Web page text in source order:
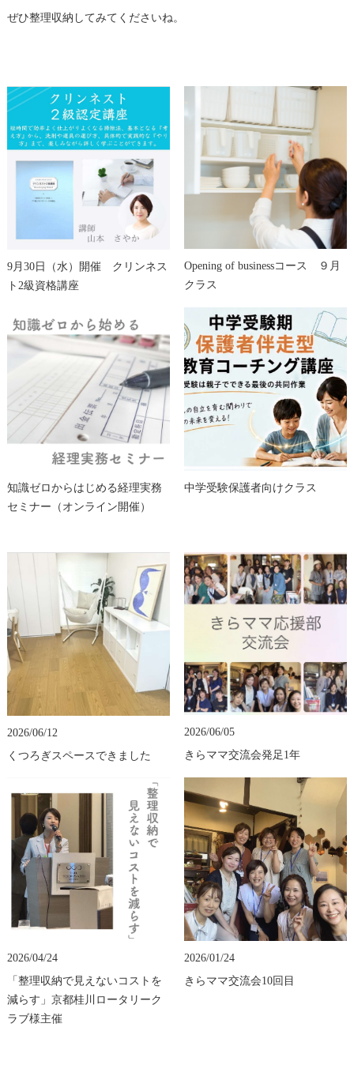
ぜひ整理収納してみてくださいね。
9月30日（水）開催 クリンネス
ト2級資格講座
Opening of businessコース ９月
クラス
知識ゼロからはじめる経理実務
セミナー（オンライン開催）
中学受験保護者向けクラス
2026/06/12
くつろぎスペースできました
2026/06/05
きらママ交流会発足1年
2026/04/24
「整理収納で見えないコストを
減らす」京都桂川ロータリーク
ラブ様主催
2026/01/24
きらママ交流会10回目